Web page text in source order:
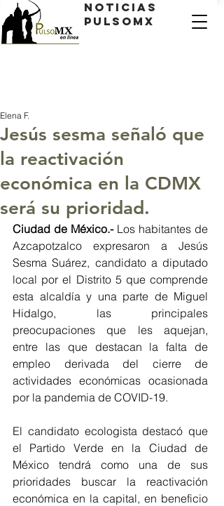
Noticias
PulsoMX
Jesús sesma señaló que
la reactivación
económica en la CDMX
será su prioridad.
Elena F.
Ciudad de México.- Los habitantes de
Azcapotzalco expresaron a Jesús
Sesma Suárez, candidato a diputado
local por el Distrito 5 que comprende
esta alcaldía y una parte de Miguel
Hidalgo, las principales
preocupaciones que les aquejan,
entre las que destacan la falta de
empleo derivada del cierre de
actividades económicas ocasionada
por la pandemia de COVID-19.
El candidato ecologista destacó que
el Partido Verde en la Ciudad de
México tendrá como una de sus
prioridades buscar la reactivación
económica en la capital, en beneficio